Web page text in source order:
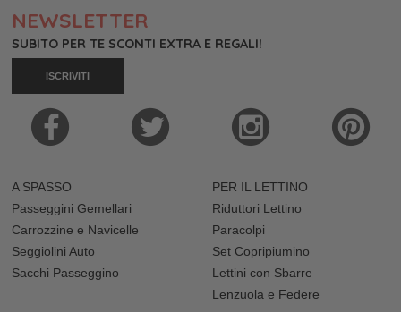
NEWSLETTER
SUBITO PER TE SCONTI EXTRA E REGALI!
ISCRIVITI
A SPASSO
Passeggini Gemellari
Carrozzine e Navicelle
Seggiolini Auto
Sacchi Passeggino
PER IL LETTINO
Riduttori Lettino
Paracolpi
Set Copripiumino
Lettini con Sbarre
Lenzuola e Federe